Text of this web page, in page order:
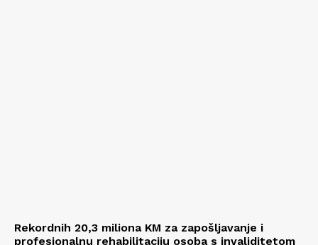
Rekordnih 20,3 miliona KM za zapošljavanje i
profesionalnu rehabilitaciju osoba s invaliditetom